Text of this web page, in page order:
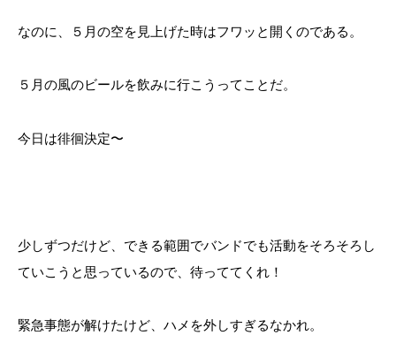
なのに、５月の空を見上げた時はフワッと開くのである。
５月の風のビールを飲みに行こうってことだ。
今日は徘徊決定〜
少しずつだけど、できる範囲でバンドでも活動をそろそろし
ていこうと思っているので、待っててくれ！
緊急事態が解けたけど、ハメを外しすぎるなかれ。